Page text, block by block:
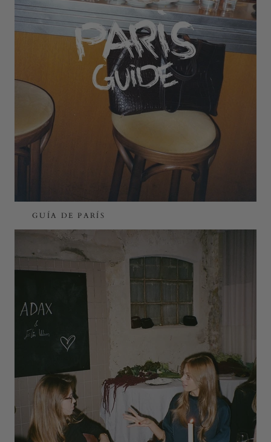
GUÍA DE PARÍS